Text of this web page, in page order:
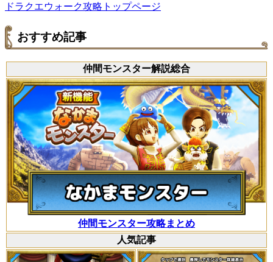
ドラクエウォーク攻略トップページ
おすすめ記事
仲間モンスター解説総合
仲間モンスター攻略まとめ
人気記事